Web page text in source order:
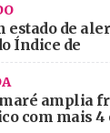
estado de
Índice de
amplia
com mais 4